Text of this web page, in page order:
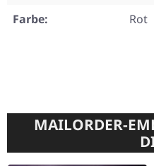
Farbe:
Rot
MAILORDER-